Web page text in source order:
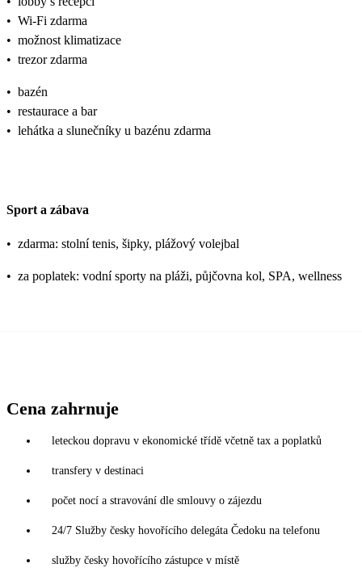
• Wi-Fi zdarma
• možnost klimatizace
• trezor zdarma
• bazén
• restaurace a bar
• lehátka a slunečníky u bazénu zdarma
Sport a zábava
• zdarma: stolní tenis, šipky, plážový volejbal
• za poplatek: vodní sporty na pláži, půjčovna kol, SPA, wellness
Cena zahrnuje
leteckou dopravu v ekonomické třídě včetně tax a poplatků
transfery v destinaci
počet nocí a stravování dle smlouvy o zájezdu
24/7 Služby česky hovořícího delegáta Čedoku na telefonu
služby česky hovořícího zástupce v místě